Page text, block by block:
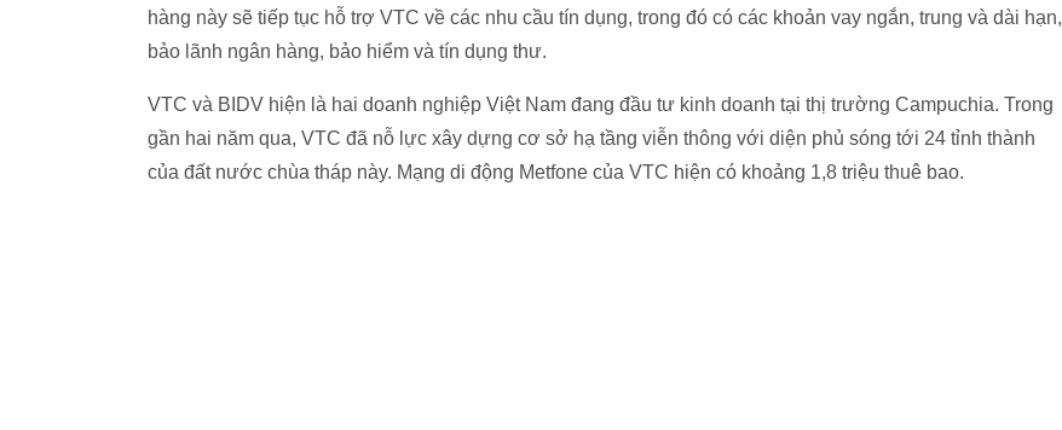
hàng này sẽ tiếp tục hỗ trợ VTC về các nhu cầu tín dụng, trong đó có các khoản vay ngắn, trung và dài hạn,
bảo lãnh ngân hàng, bảo hiểm và tín dụng thư.
VTC và BIDV hiện là hai doanh nghiệp Việt Nam đang đầu tư kinh doanh tại thị trường Campuchia. Trong
gần hai năm qua, VTC đã nỗ lực xây dựng cơ sở hạ tầng viễn thông với diện phủ sóng tới 24 tỉnh thành
của đất nước chùa tháp này. Mạng di động Metfone của VTC hiện có khoảng 1,8 triệu thuê bao.